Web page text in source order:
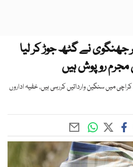
جھنگوی نے گٹھ جوڑ کر لیا
میں سنگین وارداتیں کررہی ہیں، خفیہ اداروں